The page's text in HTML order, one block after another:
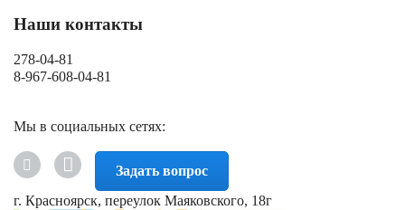
Наши контакты
278-04-81
8-967-608-04-81
Мы в социальных сетях:
Задать вопрос
г. Красноярск, переулок Маяковского, 18г